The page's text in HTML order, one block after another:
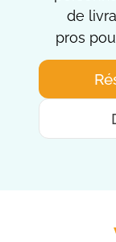
de
pros